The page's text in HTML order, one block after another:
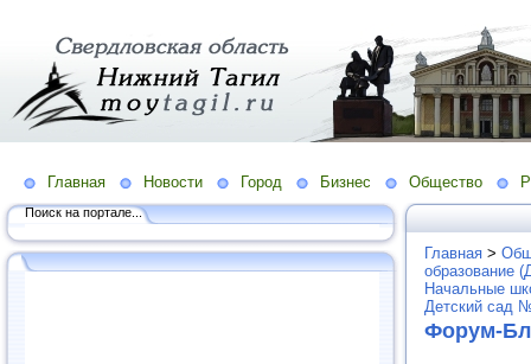
Главная Новости Город Бизнес Общество
Поиск на портале...
Главная >
образование
Начальные
Детский сад
Форум-